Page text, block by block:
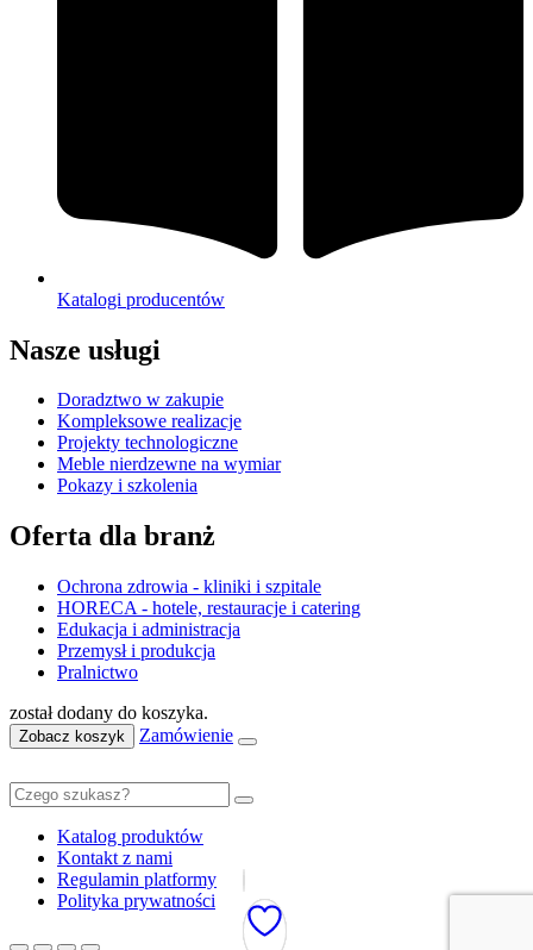
Katalogi producentów
Nasze usługi
Doradztwo w zakupie
Kompleksowe realizacje
Projekty technologiczne
Meble nierdzewne na wymiar
Pokazy i szkolenia
Oferta dla branż
Ochrona zdrowia - kliniki i szpitale
HORECA - hotele, restauracje i catering
Edukacja i administracja
Przemysł i produkcja
Pralnictwo
został dodany do koszyka.
Zobacz koszyk Zamówienie
Katalog produktów
Kontakt z nami
Regulamin platformy
Polityka prywatności